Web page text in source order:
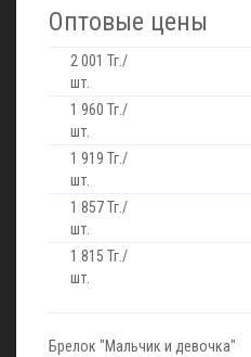
Оптовые цены
2 001 Тг./
шт.
1 960 Тг./
шт.
1 919 Тг./
шт.
1 857 Тг./
шт.
1 815 Тг./
шт.
Брелок "Мальчик и девочка"